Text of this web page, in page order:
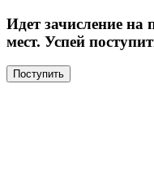
Идет зачисление на
мест. Успей
Поступить